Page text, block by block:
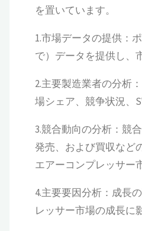
を置いています。
1.市場データの提供：
で）データを提供し、
2.主要製造業者の分析
場シェア、競争状況、
3.競合動向の分析：競
発売、および買収など
エアーコンプレッサー
4.主要要因分析：成長
レッサー市場の成長に